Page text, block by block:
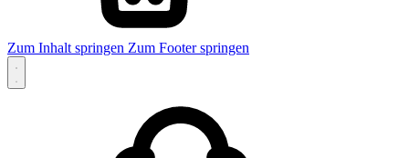
Zum Inhalt springen Zum Footer springen